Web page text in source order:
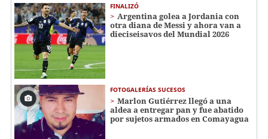
FINALIZÓ
Argentina golea a Jordania con
otra diana de Messi y ahora van a
dieciseisavos del Mundial 2026
FOTOGALERÍAS SUCESOS
Marlon Gutiérrez llegó a una
aldea a entregar pan y fue abatido
por sujetos armados en Comayagua